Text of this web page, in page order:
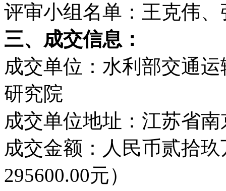
评审小组名单：王克伟
三、成交信息：
成交单位：水利部交通
研究院
成交单位地址：江苏省
成交金额：人民币贰拾
295600.00元）